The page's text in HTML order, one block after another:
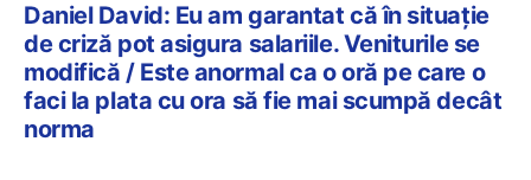
Daniel David: Eu am garantat că în situație
de criză pot asigura salariile. Veniturile se
modifică / Este anormal ca o oră pe care o
faci la plata cu ora să fie mai scumpă decât
norma